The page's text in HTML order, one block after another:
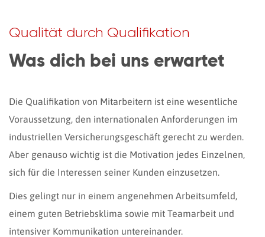
Qualität durch Qualifikation
Was dich bei uns erwartet
Die Qualifikation von Mitarbeitern ist eine wesentliche
Voraussetzung, den internationalen Anforderungen im
industriellen Versicherungsgeschäft gerecht zu werden.
Aber genauso wichtig ist die Motivation jedes Einzelnen,
sich für die Interessen seiner Kunden einzusetzen.
Dies gelingt nur in einem angenehmen Arbeitsumfeld,
einem guten Betriebsklima sowie mit Teamarbeit und
intensiver Kommunikation untereinander.